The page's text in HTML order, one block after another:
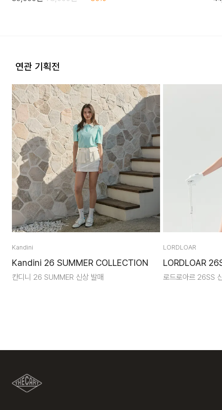
연관 기획전
Kandini
Kandini 26 SUMMER COLLECTION
칸디니 26 SUMMER 신상 발매
LORDLOAR
LORDLOAR
로드로아르 26SS